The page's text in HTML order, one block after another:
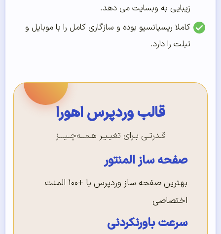
زیبایی به وبسایت می دهد.
کاملا ریسپانسیو بوده و سازگاری کامل را با موبایل و
تبلت را دارد.
قالب وردپرس اهورا
قـدرتـی بـرای تغیـیـر هـمــه‌چـیـــز
صفحه ساز المنتور
بهترین صفحه ساز وردپرس با +۱۰۰ المنت
اختصاصی
سرعت باورنکردنی